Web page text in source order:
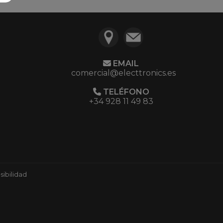
EMAIL
comercial@electtronics.es
TELÉFONO
+34 928 11 49 83